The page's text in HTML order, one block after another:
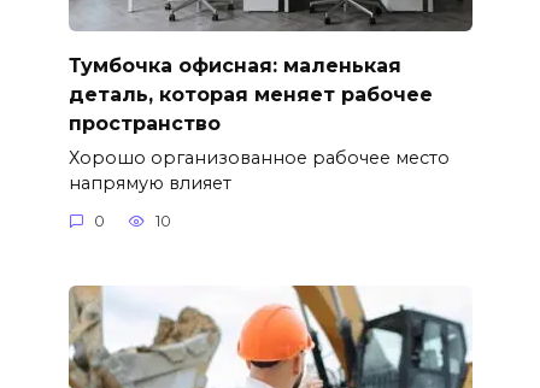
Тумбочка офисная: маленькая
деталь, которая меняет рабочее
пространство
Хорошо организованное рабочее место
напрямую влияет
0 10